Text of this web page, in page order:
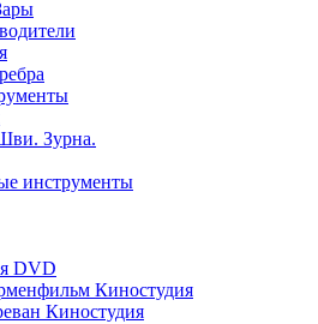
Зурна.
инструменты
DVD
Киностудия
Киностудия